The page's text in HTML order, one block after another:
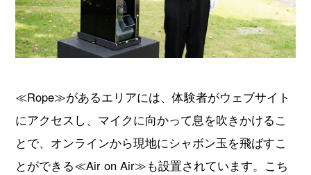
≪Rope≫があるエリアには、体験者がウェブサイト
にアクセスし、マイクに向かって息を吹きかけるこ
とで、オンラインから現地にシャボン玉を飛ばすこ
とができる≪Air on Air≫も設置されています。こち